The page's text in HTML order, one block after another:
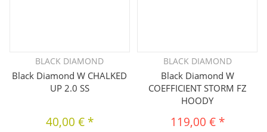
BLACK DIAMOND
Black Diamond W CHALKED
UP 2.0 SS
40,00 € *
BLACK DIAMOND
Black Diamond W
COEFFICIENT STORM FZ
HOODY
119,00 € *